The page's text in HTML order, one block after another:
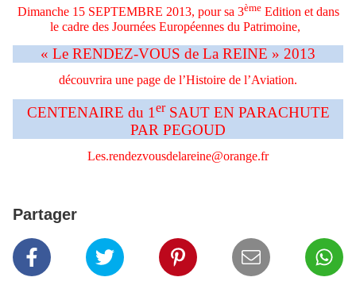
Dimanche 15 SEPTEMBRE 2013, pour sa 3èmeEdition et dans
le cadre des Journées Européennes du Patrimoine,
« Le RENDEZ-VOUS de La REINE » 2013
découvrira une page de l’Histoire de l’Aviation.
CENTENAIRE du 1 erSAUT EN PARACHUTE
PAR PEGOUD
Les.rendezvousdelareine@orange.fr
Partager